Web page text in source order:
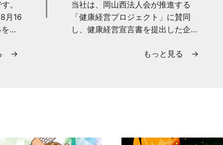
。
月16
頂
→
当社は、岡山西法人会が推進する
「健康経営プロジェクト」に賛同
し、健康経営宣言書を提出した企業
業員の健康維持・増進を経営課...
もっと見る →